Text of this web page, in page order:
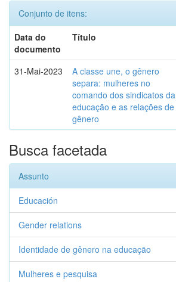
Conjunto de itens:
Data do
documento
Título
31-Mai-2023
A classe une, o gênero
separa: mulheres no
comando dos sindicatos da
educação e as relações de
gênero
Busca facetada
Assunto
Educación
Gender relations
Identidade de gênero na educação
Mulheres e pesquisa